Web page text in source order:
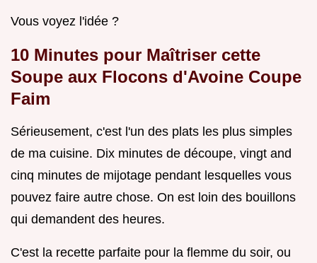
Vous voyez l'idée ?
10 Minutes pour Maîtriser cette
Soupe aux Flocons d'Avoine Coupe
Faim
Sérieusement, c'est l'un des plats les plus simples
de ma cuisine. Dix minutes de découpe, vingt and
cinq minutes de mijotage pendant lesquelles vous
pouvez faire autre chose. On est loin des bouillons
qui demandent des heures.
C'est la recette parfaite pour la flemme du soir, ou